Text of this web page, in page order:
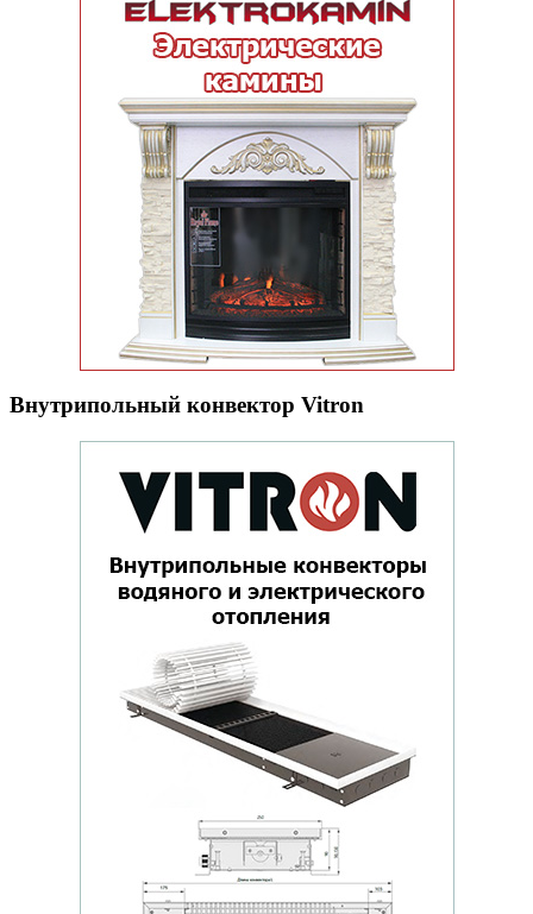
Внутрипольный конвектор Vitron